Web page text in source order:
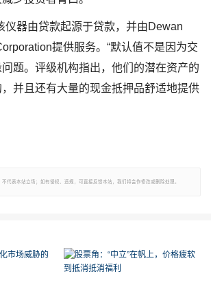
仪器由贷款起源于贷款，并由Dewan
提供服务。“默认值不是因为交
题。评级机构指出，他们的潜在资产的
并且还有大量的现金抵押品舒适地提供
代表本站立场；如有侵权、违规，可直接反馈本站，我们将会作修改或删除处理。